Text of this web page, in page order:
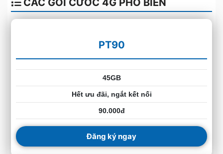
PT90
45GB
Hết ưu đãi, ngắt kết nối
90.000đ
Đăng ký ngay